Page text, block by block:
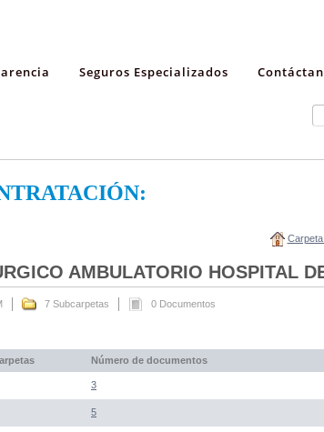
Seguros Especializados
AMBULATORIO HOSPITAL
7 Subcarpetas 0 Documentos
Número de documentos
3
5